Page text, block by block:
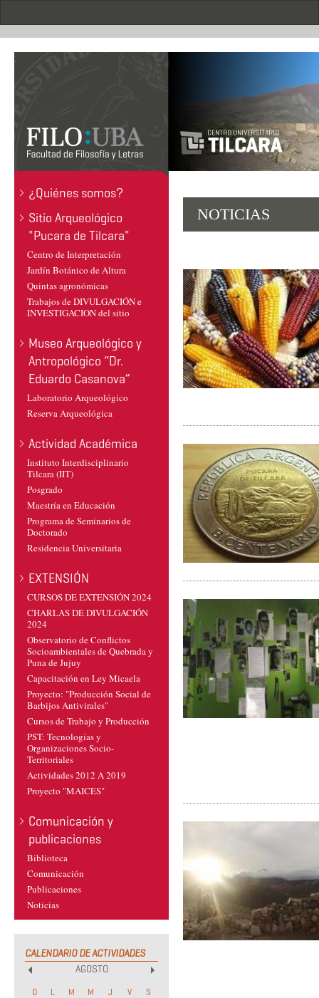
.
¿Quiénes somos?
Sitio Arqueológico
"Pucara de Tilcara"
Centro de Interpretación
Jardín Botánico de Altura
Quintas agronómicas
Trabajos de DIVULGACIÓN e
INVESTIGACION del sitio
Museo Arqueológico y
Antropológico “Dr.
Eduardo Casanova”
Laboratorio Arqueológico
Reserva Arqueológica
Actividad Académica
Instituto Interdisciplinario
Tilcara (IIT)
Posgrado
Maestría en Educación
Programa de Seminarios de
Doctorado
Residencia Universitaria
EXTENSIÓN
CURSOS DE EXTENSIÓN 2024
CHARLAS DE DIVULGACIÓN
2024
Observatorio de Conflictos
Socioambientales de Quebrada y
Puna de Jujuy
Capacitación en Ley Micaela
Proyecto: "Producción Social de
Barbijos Antivirales"
Cursos de Trabajo y Producción
PST: Tecnologías y
Organizaciones Socio-
Territoriales
Actividades 2012 A 2019
Proyecto "MAICES"
Comunicación y
publicaciones
Biblioteca
Comunicación
Publicaciones
Noticias
CALENDARIO DE ACTIVIDADES
AGOSTO
D L M M J V S
NOTICIAS